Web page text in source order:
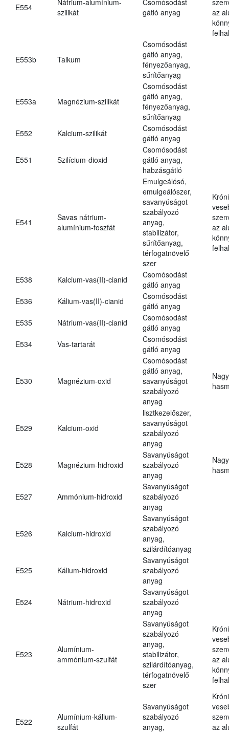
E554
szilikát
gátló anyag
az
E553b Talkum
Csomósodást
gátló anyag,
fényezőanyag,
sűrítőanyag
E553a Magnézium-szilikát
Csomósodást
gátló anyag,
fényezőanyag,
sűrítőanyag
E552
Kalcium-szilikát
Csomósodást
gátló anyag
E551 Szilícium-dioxid
Csomósodást
gátló anyag,
habzásgátló
E541
Savas nátrium-
alumínium-foszfát
Emulgeálósó,
emulgeálószer,
savanyúságot
szabályozó
anyag,
stabilizátor,
sűrítőanyag,
térfogatnövelő
szer
az
E538 Kalcium-vas(II)-cianid
Csomósodást
gátló anyag
E536
Kálium-vas(II)-cianid
Csomósodást
gátló anyag
E535
Nátrium-vas(II)-cianid
Csomósodást
gátló anyag
E534
Vas-tartarát
Csomósodást
gátló anyag
E530 Magnézium-oxid
Csomósodást
gátló anyag,
savanyúságot
szabályozó
anyag
E529 Kalcium-oxid
lisztkezelőszer,
savanyúságot
szabályozó
anyag
E528 Magnézium-hidroxid
Savanyúságot
szabályozó
anyag
E527 Ammónium-hidroxid
Savanyúságot
szabályozó
anyag
E526 Kalcium-hidroxid
Savanyúságot
szabályozó
anyag,
szilárdítóanyag
E525 Kálium-hidroxid
Savanyúságot
szabályozó
anyag
E524 Nátrium-hidroxid
Savanyúságot
szabályozó
anyag
E523
Alumínium-
ammónium-szulfát
Savanyúságot
szabályozó
anyag,
stabilizátor,
szilárdítóanyag,
térfogatnövelő
szer
az
E522
Alumínium-kálium-
szulfát
Savanyúságot
szabályozó
anyag,
az